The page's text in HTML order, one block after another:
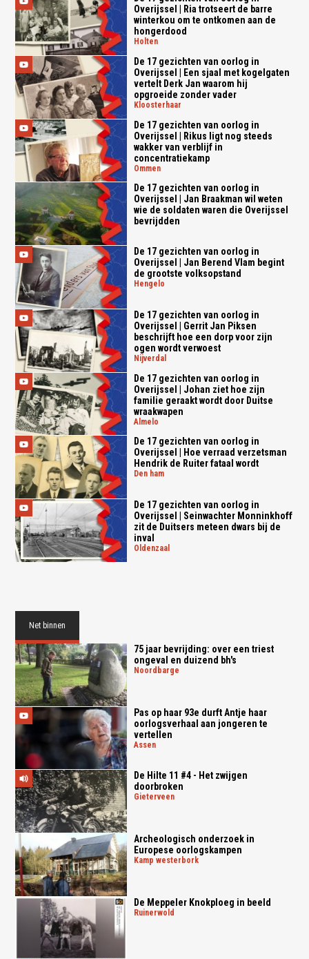
Overijssel | Ria trotseert de barre
winterkou om te ontkomen aan de
hongerdood
holten
De 17 gezichten van oorlog in
Overijssel | Een sjaal met kogelgaten
vertelt Derk Jan waarom hij
opgroeide zonder vader
kloosterhaar
De 17 gezichten van oorlog in
Overijssel | Rikus ligt nog steeds
wakker van verblijf in
concentratiekamp
ommen
De 17 gezichten van oorlog in
Overijssel | Jan Braakman wil weten
wie de soldaten waren die Overijssel
bevrijdden
De 17 gezichten van oorlog in
Overijssel | Jan Berend Vlam begint
de grootste volksopstand
hengelo
De 17 gezichten van oorlog in
Overijssel | Gerrit Jan Piksen
beschrijft hoe een dorp voor zijn
ogen wordt verwoest
nijverdal
De 17 gezichten van oorlog in
Overijssel | Johan ziet hoe zijn
familie geraakt wordt door Duitse
wraakwapen
almelo
De 17 gezichten van oorlog in
Overijssel | Hoe verraad verzetsman
Hendrik de Ruiter fataal wordt
den ham
De 17 gezichten van oorlog in
Overijssel | Seinwachter Monninkhoff
zit de Duitsers meteen dwars bij de
inval
oldenzaal
Net binnen
75 jaar bevrijding: over een triest
ongeval en duizend bh's
noordbarge
Pas op haar 93e durft Antje haar
oorlogsverhaal aan jongeren te
vertellen
assen
De Hilte 11 #4 - Het zwijgen
doorbroken
gieterveen
Archeologisch onderzoek in
Europese oorlogskampen
kamp westerbork
De Meppeler Knokploeg in beeld
ruinerwold